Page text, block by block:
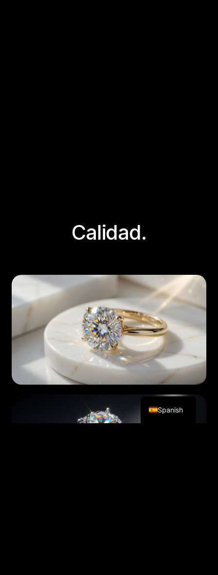
Calidad.
Spanish
English